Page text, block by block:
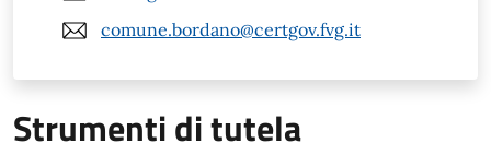
comune.bordano@certgov.fvg.it
Strumenti di tutela